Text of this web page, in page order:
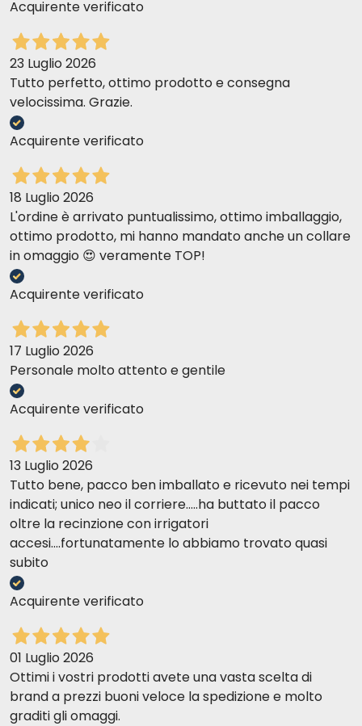
Acquirente verificato
23 Luglio 2026
Tutto perfetto, ottimo prodotto e consegna
velocissima. Grazie.
Acquirente verificato
18 Luglio 2026
L'ordine è arrivato puntualissimo, ottimo imballaggio,
ottimo prodotto, mi hanno mandato anche un collare
in omaggio 😍 veramente TOP!
Acquirente verificato
17 Luglio 2026
Personale molto attento e gentile
Acquirente verificato
13 Luglio 2026
Tutto bene, pacco ben imballato e ricevuto nei tempi
indicati; unico neo il corriere.....ha buttato il pacco
oltre la recinzione con irrigatori
accesi....fortunatamente lo abbiamo trovato quasi
subito
Acquirente verificato
01 Luglio 2026
Ottimi i vostri prodotti avete una vasta scelta di
brand a prezzi buoni veloce la spedizione e molto
graditi gli omaggi.